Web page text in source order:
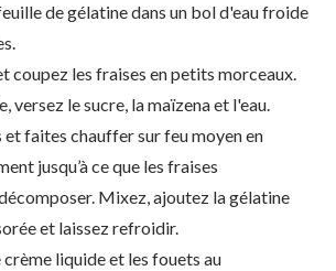
de gélatine dans un bol d'eau froide
coupez les fraises en petits morceaux.
versez le sucre, la maïzena et l'eau.
faites chauffer sur feu moyen en
jusqu’à ce que les fraises
Mixez, ajoutez la gélatine
et laissez refroidir.
crème liquide et les fouets au